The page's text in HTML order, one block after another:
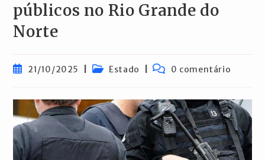
públicos no Rio Grande do
Norte
Post21/10/2025
Categoria
Estado
Comentários
0 comentário